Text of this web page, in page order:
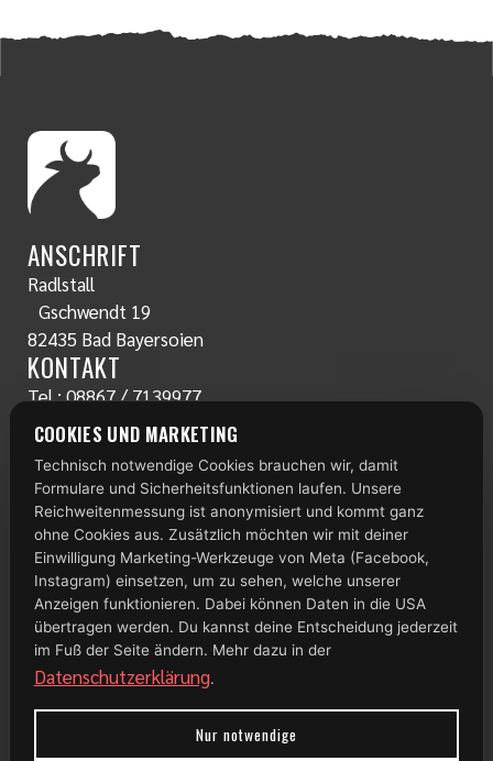
ANSCHRIFT
Radlstall
Gschwendt 19
82435 Bad Bayersoien
KONTAKT
Tel.:08867 / 7139977
www.radlstall.com
E-Mail:servus@radlstall.com
ÖFFNUNGSZEITEN
Montag: geschlossen
Di – Fr: 10:00 – 18:00 Uhr
Samstag: 09:00 – 13:00 Uhr
TOP 100
COOKIES UND MARKETING
Technisch notwendige Cookies brauchen wir, damit
Formulare und Sicherheitsfunktionen laufen. Unsere
Reichweitenmessung ist anonymisiert und kommt ganz
ohne Cookies aus. Zusätzlich möchten wir mit deiner
Einwilligung Marketing-Werkzeuge von Meta (Facebook,
Instagram) einsetzen, um zu sehen, welche unserer
Anzeigen funktionieren. Dabei können Daten in die USA
übertragen werden. Du kannst deine Entscheidung jederzeit
im Fuß der Seite ändern. Mehr dazu in der
Datenschutzerklärung.
Nur notwendige